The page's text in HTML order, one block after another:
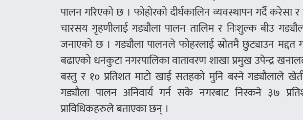
पालन गरिएको छ । फोहोरको दीर्घकालिन व्यवस्थापन गर्दै करेसा
चारसय गृहणीलाई गड्यौला पालन तालिम र निःशुल्क बीउ
जनाएको छ । गड्यौला पालनले फोहरलाई स्रोतमै छुट्याउन
बढाएको धनकुटा नगरपालिका वातावरण शाखा प्रमुख उपेन्द्र खनालले
बस्तु र १० प्रतिशत माटो खाई सतहको मुनि बस्ने गड्यौलाले
गड्यौला पालन अनिवार्य गर्न सके नगरबाट निस्कने ३७
प्राविधिकहरुले बताएका छन् ।